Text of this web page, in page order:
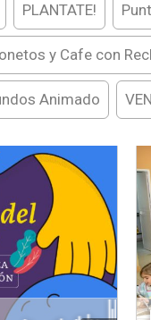
PLANTATE!
y Cafe con
Animado